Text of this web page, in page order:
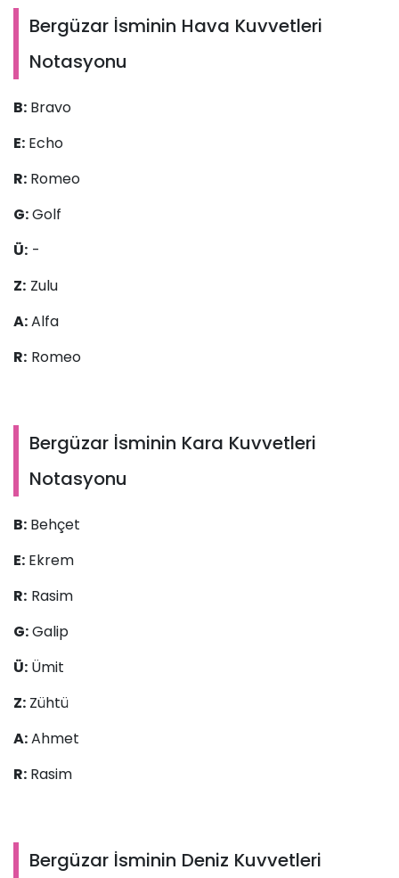
Bergüzar İsminin Hava Kuvvetleri
Notasyonu
B: Bravo
E: Echo
R: Romeo
G:Golf
Ü: -
Z: Zulu
A:Alfa
R: Romeo
Bergüzar İsminin Kara Kuvvetleri
Notasyonu
B: Behçet
E: Ekrem
R: Rasim
G:Galip
Ü: Ümit
Z: Zühtü
A:Ahmet
R: Rasim
Bergüzar İsminin Deniz Kuvvetleri